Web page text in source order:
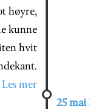
høyre,
kunne
hvit
Les mer
25 mai